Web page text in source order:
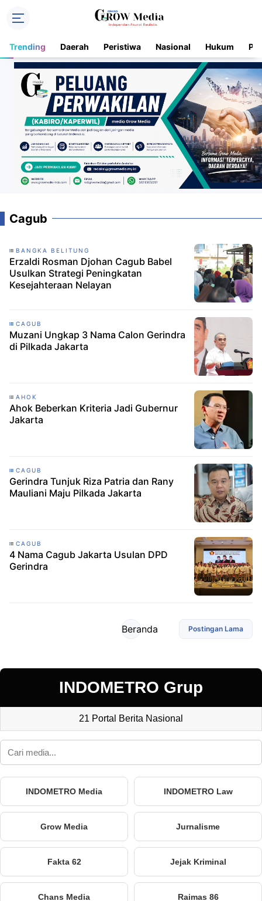
Trending Daerah Peristiwa Nasional Hukum
Cagub
BANGKA BELITUNG
Erzaldi Rosman Djohan Cagub Babel
Usulkan Strategi Peningkatan
Kesejahteraan Nelayan
CAGUB
Muzani Ungkap 3 Nama Calon Gerindra
di Pilkada Jakarta
AHOK
Ahok Beberkan Kriteria Jadi Gubernur
Jakarta
CAGUB
Gerindra Tunjuk Riza Patria dan Rany
Mauliani Maju Pilkada Jakarta
CAGUB
4 Nama Cagub Jakarta Usulan DPD
Gerindra
Postingan Lama
Beranda
INDOMETRO Grup
21 Portal Berita Nasional
INDOMETRO Media INDOMETRO Law
Grow Media Jurnalisme
Fakta 62 Jejak Kriminal
Chans Media Raimas 86